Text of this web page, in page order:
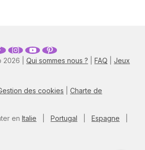
2026 | Qui sommes nous ? FAQ
Jeux
des cookies
Charte de
en Italie Portugal Espagne